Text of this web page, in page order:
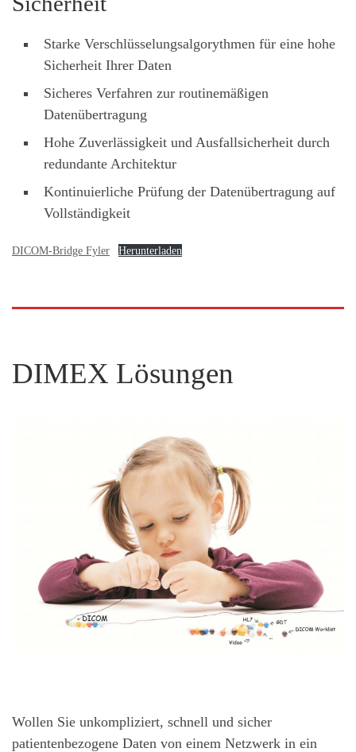
Starke Verschlüsselungsalgorythmen für eine hohe
Sicherheit Ihrer Daten
Sicheres Verfahren zur routinemäßigen
Datenübertragung
Hohe Zuverlässigkeit und Ausfallsicherheit durch
redundante Architektur
Kontinuierliche Prüfung der Datenübertragung auf
Vollständigkeit
DICOM-Bridge Fyler Herunterladen
DIMEX Lösungen
Wollen Sie unkompliziert, schnell und sicher
patientenbezogene Daten von einem Netzwerk in ein